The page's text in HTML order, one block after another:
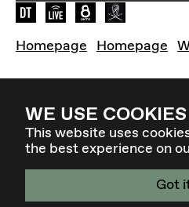
WE USE COOKIES
This website uses
the best experience on
Got
Sprache der
Elevate
Homepage Homepage
Zurück zur Übersicht
4. - 7. MÄR 27 - GRAZ /